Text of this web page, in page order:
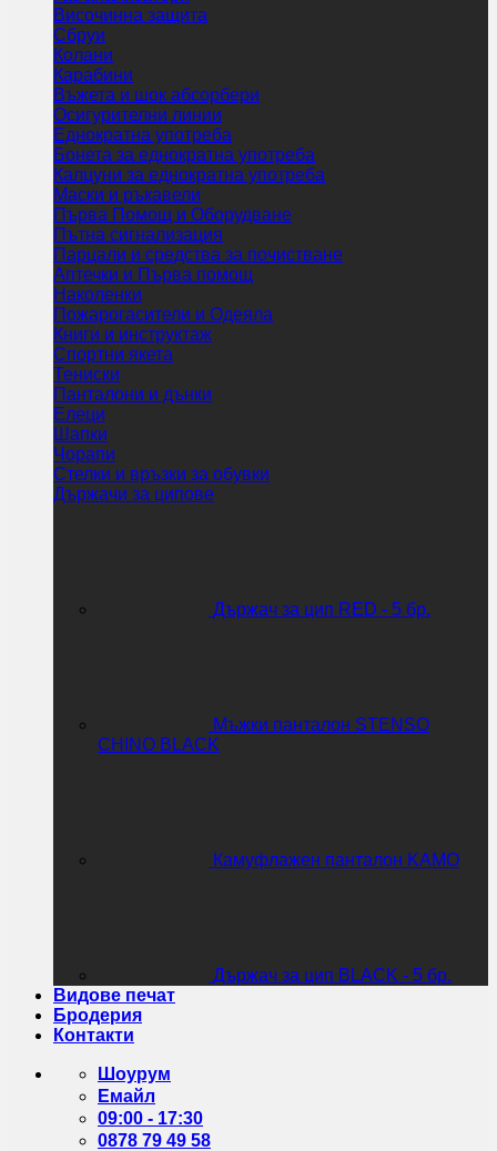
Височинна защита
Сбруи
Колани
Карабини
Въжета и шок абсорбери
Осигурителни линии
Еднократна употреба
Бонета за еднократна употреба
Калцуни за еднократна употреба
Маски и ръкавели
Първа Помощ и Оборудване
Пътна сигнализация
Парцали и средства за почистване
Аптечки и Първа помощ
Наколенки
Пожарогасители и Одеяла
Книги и инструктаж
Спортни якета
Тениски
Панталони и дънки
Елеци
Шапки
Чорапи
Стелки и връзки за обувки
Държачи за ципове
Държач за цип RED - 5 бр.
Мъжки панталон STENSO
CHINO BLACK
Камуфлажен панталон KAMO
Държач за цип BLACK - 5 бр.
Видове печат
Бродерия
Контакти
Шоурум
Емайл
09:00 - 17:30
0878 79 49 58